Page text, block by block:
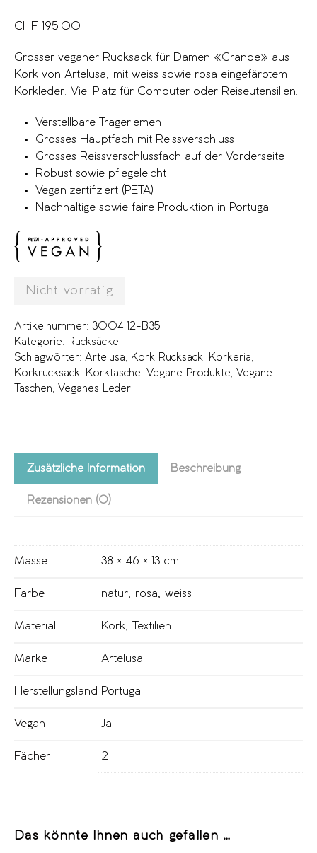
CHF 195.00
Grosser veganer Rucksack für Damen «Grande» aus
Kork von Artelusa, mit weiss sowie rosa eingefärbtem
Korkleder. Viel Platz für Computer oder Reiseutensilien.
Verstellbare Trageriemen
Grosses Hauptfach mit Reissverschluss
Grosses Reissverschlussfach auf der Vorderseite
Robust sowie pflegeleicht
Vegan zertifiziert (PETA)
Nachhaltige sowie faire Produktion in Portugal
Nicht vorrätig
Artikelnummer: 3004.12-B35
Kategorie: Rucksäcke
Schlagwörter: Artelusa, Kork Rucksack, Korkeria,
Korkrucksack, Korktasche, Vegane Produkte, Vegane
Taschen, Veganes Leder
Zusätzliche Information Beschreibung
Rezensionen (0)
Masse 38 × 46 × 13 cm
Farbe natur, rosa, weiss
Material Kork, Textilien
Marke Artelusa
Herstellungsland Portugal
Vegan Ja
Fächer 2
Das könnte Ihnen auch gefallen …